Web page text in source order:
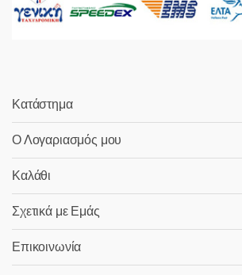
Κατάστημα
Ο Λογαριασμός μου
Καλάθι
Σχετικά με Εμάς
Επικοινωνία